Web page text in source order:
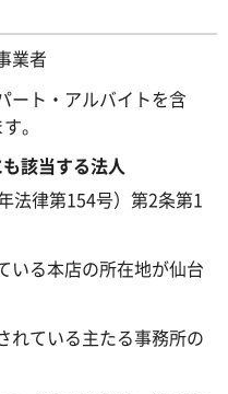
業者
ート・アルバイトを含
。
該当する法人
律第154号）第2条第1
る本店の所在地が仙台
ている主たる事務所の